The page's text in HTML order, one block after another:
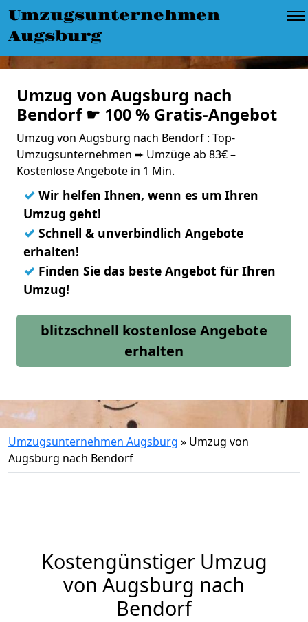
Umzugsunternehmen
Augsburg
Umzug von Augsburg nach
Bendorf ☛ 100 % Gratis-Angebot
Umzug von Augsburg nach Bendorf : Top-
Umzugsunternehmen ➨ Umzüge ab 83€ –
Kostenlose Angebote in 1 Min.
✓ Wir helfen Ihnen, wenn es um Ihren
Umzug geht!
✓ Schnell & unverbindlich Angebote
erhalten!
✓ Finden Sie das beste Angebot für Ihren
Umzug!
blitzschnell kostenlose Angebote
erhalten
Umzugsunternehmen Augsburg » Umzug von
Augsburg nach Bendorf
Kostengünstiger Umzug
von Augsburg nach
Bendorf